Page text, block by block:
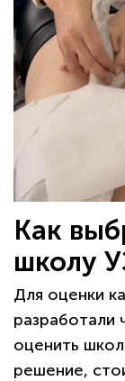
Как
школу
Для оценки
разработали
оценить
решение,